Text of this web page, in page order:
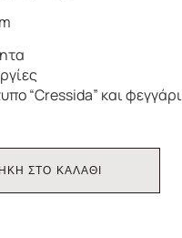
“Cressida” και φεγγάρι
ΣΤΟ ΚΑΛΑΘΙ